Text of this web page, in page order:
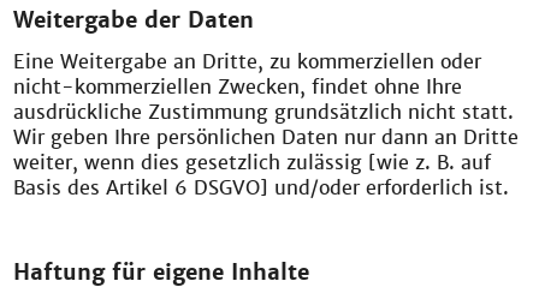
Weitergabe der Daten
Eine Weitergabe an Dritte, zu kommerziellen oder
nicht-kommerziellen Zwecken, findet ohne Ihre
ausdrückliche Zustimmung grundsätzlich nicht statt.
Wir geben Ihre persönlichen Daten nur dann an Dritte
weiter, wenn dies gesetzlich zulässig [wie z. B. auf
Basis des Artikel 6 DSGVO] und/oder erforderlich ist.
Haftung für eigene Inhalte